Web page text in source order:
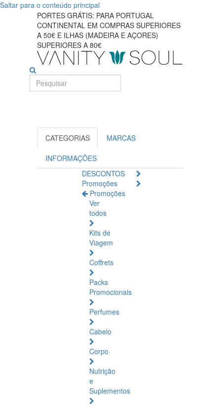
Saltar para o conteúdo principal
Descubra
esfoliantes
peelings
faciais
PORTES GRÁTIS: PARA PORTUGAL
CONTINENTAL EM COMPRAS SUPERIORES
A 50€ E ILHAS (MADEIRA E AÇORES)
SUPERIORES A 80€
CATEGORIAS MARCAS
INFORMAÇÕES
DESCONTOS
Promoções
Promoções
Ver
todos
Kits de
Viagem
Coffrets
Packs
Promocionais
Perfumes
Cabelo
Corpo
Nutrição
e
Suplementos